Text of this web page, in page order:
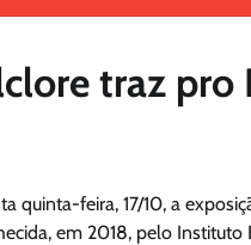
traz pro
feira, 17/10, a
em 2018, pelo